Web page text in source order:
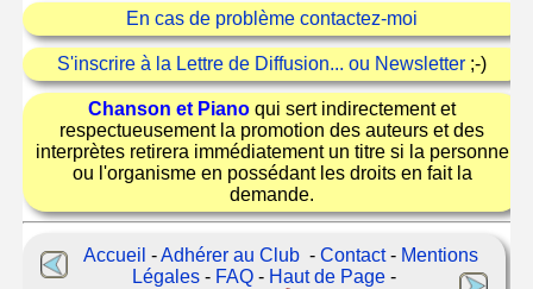
En cas de problème contactez-moi
S'inscrire à la Lettre de Diffusion... ou Newsletter ;-)
Chanson et Piano qui sert indirectement et
respectueusement la promotion des auteurs et des
interprètes retirera immédiatement un titre si la personne
ou l'organisme en possédant les droits en fait la
demande.
Accueil -Adhérer au Club- Contact- Mentions
Légales- FAQ- Haut de Page-